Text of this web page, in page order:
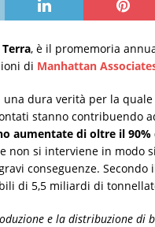
, è il promemoria
di Manhattan
dura verità per la
stanno contribuendo
aumentate di oltre il 90%
non si interviene in modo
conseguenze.
di 5,5 miliardi di
e la distribuzione